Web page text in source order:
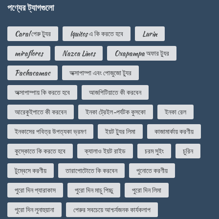
পণ্যের ট্যাগগুলো
Caral পেরু ট্যুর Iquitos এ কি করতে হবে
Lurin
miraflores
Nazca Lines
Oxapampa অফার ট্যুর
Pachacamac
অক্সাপাম্পা এবং পোজুজো ট্যুর
অক্সাপাম্পায় কি করতে হবে
আজপিটিয়াতে কী করবেন
আরেকুইপাতে কী করবেন
ইনকা ট্রেইল-পর্যটক কুসকো
ইনকা রেল
ইনকাসের পবিত্র উপত্যকা ভ্রমণ
ইয়ট ট্যুর লিমা
কাজামার্কায় করণীয়
কুস্কোতে কি করতে হবে
ক্যালাও ইয়ট রাইড চরম সুইং
চুরিন
টুম্বেসে করণীয়
তারাপোটোতে কি করবেন
পুনোতে করণীয়
পুরো দিন প্যারাকাস
পুরো দিন মাচু পিচ্চু
পুরো দিন লিমা
পুরো দিন লুনাহুয়ানা
পেরুর সবচেয়ে আশ্চর্যজনক কার্যকলাপ